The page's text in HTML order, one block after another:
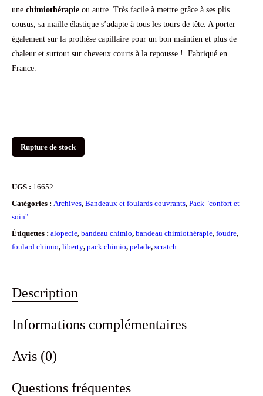
une chimiothérapie ou autre. Très facile à mettre grâce à ses plis
cousus, sa maille élastique s’adapte à tous les tours de tête. A porter
également sur la prothèse capillaire pour un bon maintien et plus de
chaleur et surtout sur cheveux courts à la repousse ! Fabriqué en
France.
Rupture de stock
UGS : 16652
Catégories : Archives, Bandeaux et foulards couvrants, Pack "confort et
soin"
Étiquettes : alopecie, bandeau chimio, bandeau chimiothérapie, foudre,
foulard chimio, liberty, pack chimio, pelade, scratch
Description
Informations complémentaires
Avis (0)
Questions fréquentes